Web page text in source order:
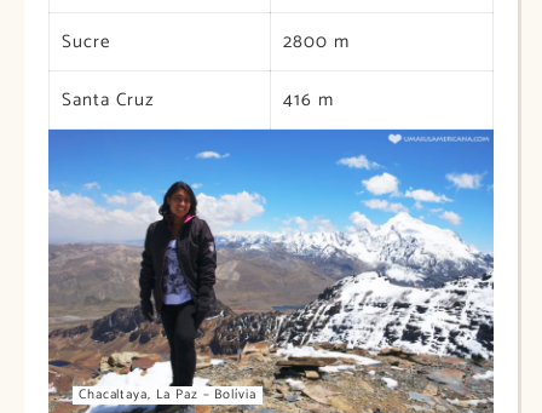
Sucre
2800 m
Santa Cruz
416 m
Chacaltaya, La Paz – Bolívia